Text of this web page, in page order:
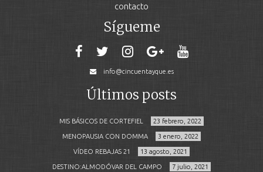
contacto
Sígueme
info@cincuentayque.es
Últimos posts
MIS BÁSICOS DE CORTEFIEL 23 febrero, 2022
MENOPAUSIA CON DOMMA 3 enero, 2022
VÍDEO REBAJAS 21 13 agosto, 2021
DESTINO:ALMODÓVAR DEL CAMPO 7 julio, 2021